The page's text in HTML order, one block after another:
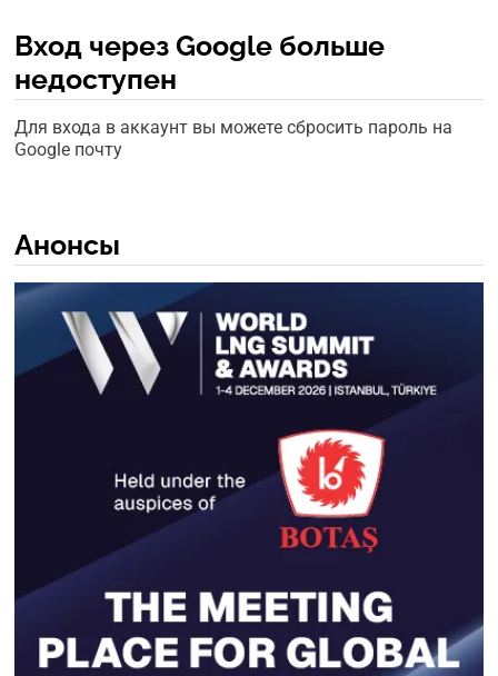
Вход через Google больше
недоступен
Для входа в аккаунт вы можете сбросить пароль на
Google почту
Анонсы